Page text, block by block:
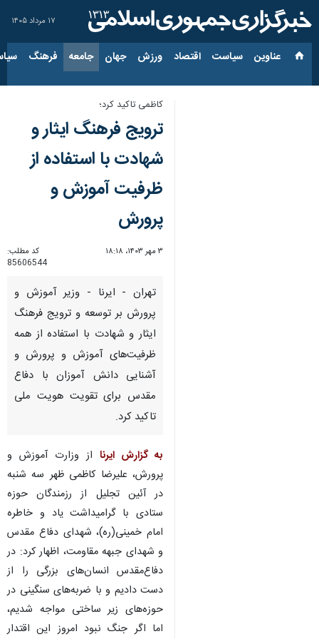
۱۷ مرداد ۱۴۰۵
عناوین‌ سیاست اقتصاد ورزش جهان جامعه فرهنگ
کاظمی تاکید کرد؛
ترویج فرهنگ ایثار و
شهادت با استفاده از
ظرفیت‌ آموزش و
پرورش
۳ مهر ۱۴۰۳، ۱۸:۱۸
کد مطلب:
85606544
تهران - ایرنا - وزیر آموزش و
پرورش بر توسعه و ترویج فرهنگ
ایثار و شهادت با استفاده از همه
ظرفیت‌های آموزش و پرورش و
آشنایی دانش آموزان با دفاع
مقدس برای تقویت هویت ملی
تاکید کرد.
به گزارش ایرنا از وزارت آموزش و
پرورش، علیرضا کاظمی ظهر سه شنبه
در آئین تجلیل از رزمندگان حوزه
ستادی با گرامیداشت یاد و خاطره
امام خمینی(ره)، شهدای دفاع مقدس
و شهدای جبهه مقاومت، اظهار کرد: در
دفاع‌مقدس انسان‌های بزرگی را از
دست دادیم و با ضربه‌های سنگینی در
حوزه‌های زیر ساختی مواجه شدیم،
اما اگر جنگ نبود امروز این اقتدار